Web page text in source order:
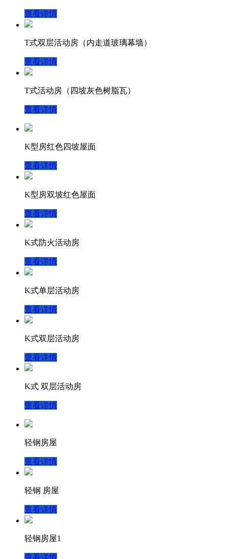
查看详情
T式双层活动房（内走道玻璃幕墙）
查看详情
T式活动房（四坡灰色树脂瓦）
查看详情
K型房红色四坡屋面
查看详情
K型房双坡红色屋面
查看详情
K式防火活动房
查看详情
K式单层活动房
查看详情
K式双层活动房
查看详情
K式 双层活动房
查看详情
轻钢房屋
查看详情
轻钢 房屋
查看详情
轻钢房屋1
查看详情